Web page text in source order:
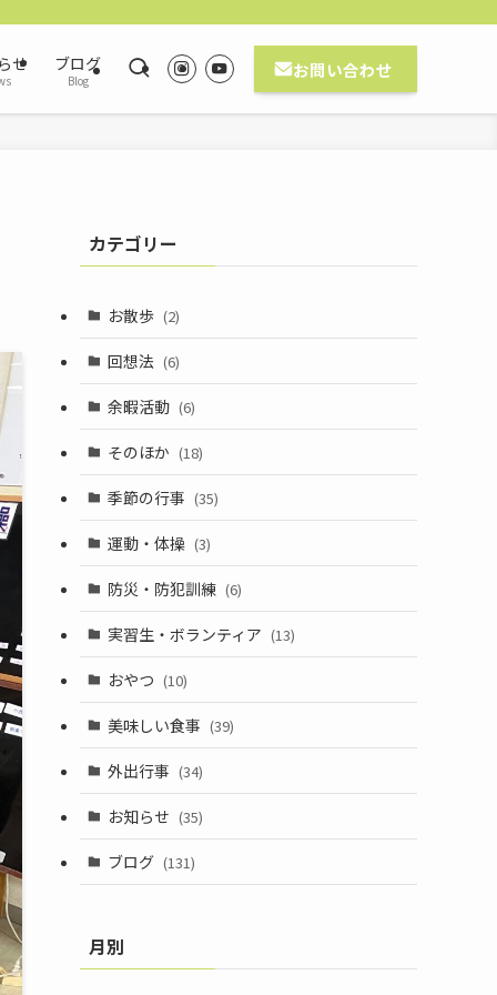
せ ブログ
Blog お問い合わせ
カテゴリー
お散歩 (2)
回想法 (6)
余暇活動 (6)
そのほか (18)
季節の行事 (35)
運動・体操 (3)
防災・防犯訓練 (6)
実習生・ボランティア (13)
おやつ (10)
美味しい食事 (39)
外出行事 (34)
お知らせ (35)
ブログ (131)
月別